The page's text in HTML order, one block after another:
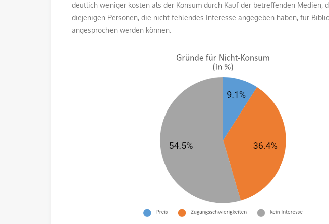
deutlich weniger kosten als der Konsum durch Kauf der betreffenden
diejenigen Personen, die nicht fehlendes Interesse angegeben haben, für
angesprochen werden können.